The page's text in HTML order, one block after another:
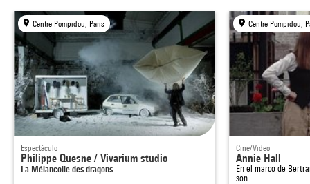
Centre Pompidou, Paris
Espectáculo
Philippe Quesne / Vivarium studio
La Mélancolie des dragons
Centre Pompidou,
Cine/Video
Annie Hall
En el marco de
son